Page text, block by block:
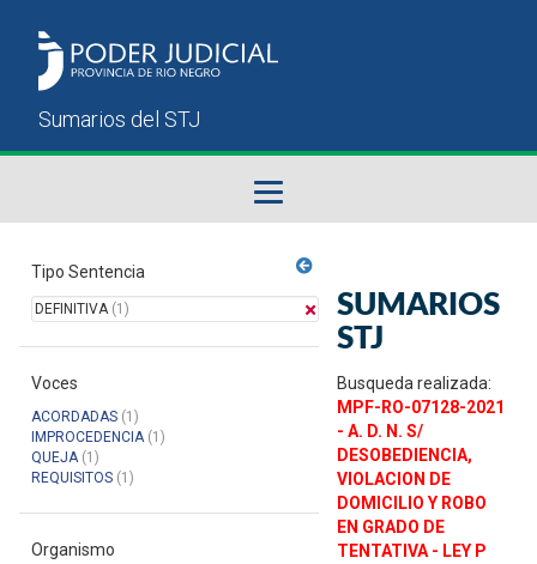
Sumarios del STJ
Manual del Usuario
Tipo Sentencia
DEFINITIVA(1)
Voces
ACORDADAS (1)
IMPROCEDENCIA(1)
QUEJA(1)
REQUISITOS (1)
Organismo
SUMARIOS
STJ
Busqueda realizada:
MPF-RO-07128-2021
- A. D. N. S/
DESOBEDIENCIA,
VIOLACION DE
DOMICILIO Y ROBO
EN GRADO DE
TENTATIVA - LEY P